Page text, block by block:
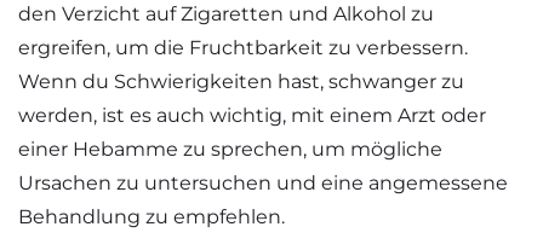
den Verzicht auf Zigaretten und Alkohol zu
ergreifen, um die Fruchtbarkeit zu verbessern.
Wenn du Schwierigkeiten hast, schwanger zu
werden, ist es auch wichtig, mit einem Arzt oder
einer Hebamme zu sprechen, um mögliche
Ursachen zu untersuchen und eine angemessene
Behandlung zu empfehlen.